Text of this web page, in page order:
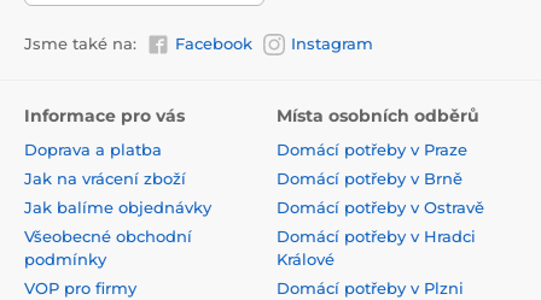
Jsme také na: Facebook Instagram
Informace pro vás
Doprava a platba
Jak na vrácení zboží
Jak balíme objednávky
Všeobecné obchodní
podmínky
VOP pro firmy
Místa osobních odběrů
Domácí potřeby v Praze
Domácí potřeby v Brně
Domácí potřeby v Ostravě
Domácí potřeby v Hradci
Králové
Domácí potřeby v Plzni